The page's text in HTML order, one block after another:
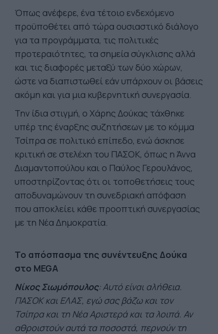
Όπως ανέφερε, ένα τέτοιο ενδεχόμενο
προϋποθέτει από τώρα ουσιαστικό διάλογο
για τα προγράμματα, τις πολιτικές
προτεραιότητες, τα σημεία σύγκλισης αλλά
και τις διαφορές μεταξύ των δύο χώρων,
ώστε να διαπιστωθεί εάν υπάρχουν οι βάσεις
ακόμη και για μια κυβερνητική συνεργασία.
Την ίδια στιγμή, ο Χάρης Δούκας τάχθηκε
υπέρ της έναρξης συζητήσεων με το κόμμα
Τσίπρα σε πολιτικό επίπεδο, ενώ άσκησε
κριτική σε στελέχη του ΠΑΣΟΚ, όπως η Άννα
Διαμαντοπούλου και ο Παύλος Γερουλάνος,
υποστηρίζοντας ότι οι τοποθετήσεις τους
αποδυναμώνουν τη συνεδριακή απόφαση
που αποκλείει κάθε προοπτική συνεργασίας
με τη Νέα Δημοκρατία.
Το απόσπασμα της συνέντευξης Δούκα
στο MEGA
Νίκος Σιωμόπουλος: Αυτό είναι αλήθεια.
ΠΑΣΟΚ και ΕΛΑΣ, εγώ σας βάζω και τον
Τσίπρα και τη Νέα Αριστερά και τα λοιπά. Αν
αθροιστούν αυτά τα ποσοστά, περνούν τη